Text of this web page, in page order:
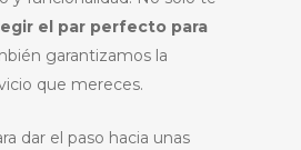
el par perfecto para
garantizamos la
que mereces.
dar el paso hacia unas